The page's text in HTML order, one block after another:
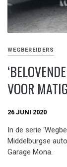
WEGBEREIDERS
VOOR
26 JUNI 2020
In de serie
Middelburgse
Garage Mona.